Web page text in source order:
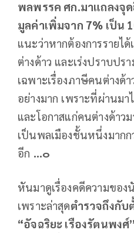
พลพรรค ศก.มาแถลงจุ
มูลค่าเพิ่มจาก 7% เป็น
แนะว่าหากต้องการรายไ
ต่างด้าว และเร่งปราบปร
เฉพาะเรื่องภาษีคนต่าง
อย่างมาก เพราะที่ผ่านม
และโอกาสแก่คนต่างด้าว
เป็นพลเมืองชั้นหนึ่งมากก
อีก ...๐
หันมาดูเรื่องคดีความของ
เพราะล่าสุดตำรวจถึงกับ
“อัจฉริยะ เรืองรัตนพง